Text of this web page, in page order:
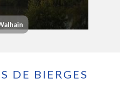
DE BIERGES